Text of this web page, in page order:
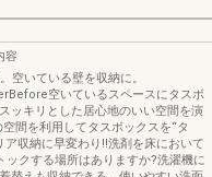
容
空いている壁を収納に。
空いているスペースにタスボ
ッキリとした居心地のいい空間を演
間を利用してタスボックスを“タ
ア収納に早変わり!!洗剤を床において
ックする場所はありますか?洗濯機に